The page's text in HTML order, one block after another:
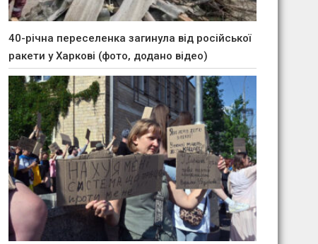
40-річна переселенка загинула від російської
ракети у Харкові (фото, додано відео)